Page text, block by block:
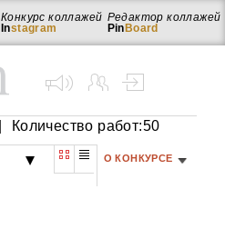
Редактор коллажей
Pin Board
Конкурс коллажей
Instagram
Количество работ:50
О КОНКУРСЕ